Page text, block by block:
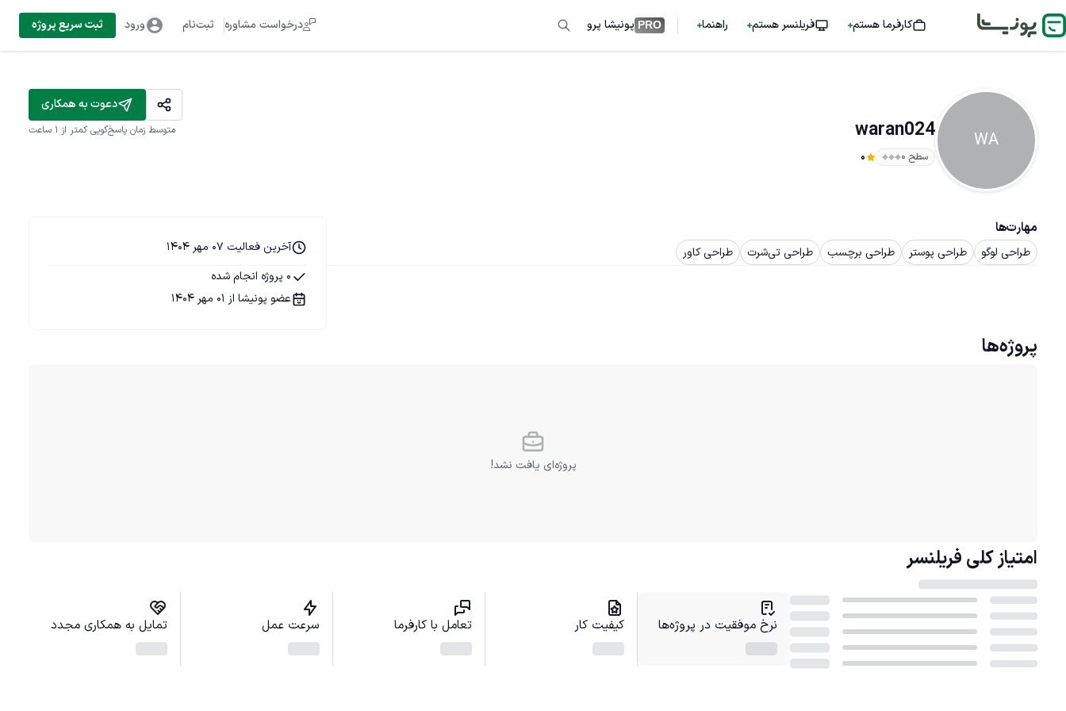
کارفرما هستم فریلنسر هستم راهنما PRO پونیشا پرو درخواست مشاوره ثبت‌نام ورود ثبت سریع پروژه
WA
waran024
سطح ۰ 0
دعوت به همکاری
متوسط زمان پاسخ‌گویی کمتر از 1 ساعت
مهارت‌ها
طراحی لوگو طراحی پوستر طراحی برچسب طراحی تی‌شرت طراحی کاور
آخرین فعالیت 07 مهر 1404
0 پروژه انجام شده
عضو پونیشا از 01 مهر 1404
پروژه‌ها
پروژه‌ای یافت نشد!
امتیاز کلی فریلنسر
نرخ موفقیت در پروژه‌ها کیفیت کار تعامل با کارفرما سرعت عمل تمایل به همکاری مجدد